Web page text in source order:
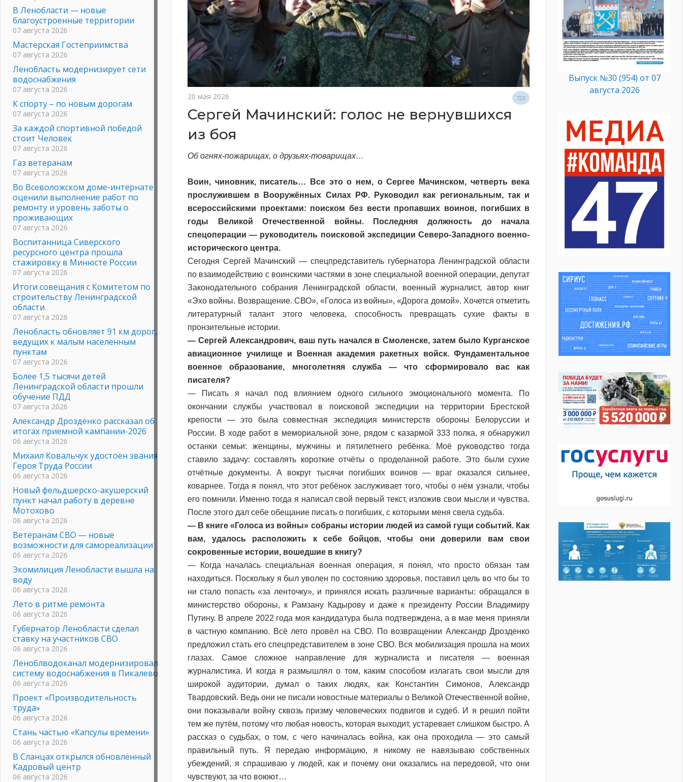
20 мая 2026 723
Сергей Мачинский: голос не вернувшихся
из боя
Об огнях-пожарищах, о друзьях-товарищах…
Воин, чиновник, писатель… Все это о нем, о Сергее Мачинском, четверть века
прослужившем в Вооружённых Силах РФ. Руководил как региональным, так и
всероссийскими проектами: поиском без вести пропавших воинов, погибших в
годы Великой Отечественной войны. Последняя должность до начала
спецоперации — руководитель поисковой экспедиции Северо-Западного военно-
исторического центра.
Сегодня Сергей Мачинский — спецпредставитель губернатора Ленинградской области
по взаимодействию с воинскими частями в зоне специальной военной операции, депутат
Законодательного собрания Ленинградской области, военный журналист, автор книг
«Эхо войны. Возвращение. СВО», «Голоса из войны», «Дорога домой». Хочется отметить
литературный талант этого человека, способность превращать сухие факты в
пронзительные истории.
— Сергей Александрович, ваш путь начался в Смоленске, затем было Курганское
авиационное училище и Военная академия ракетных войск. Фундаментальное
военное образование, многолетняя служба — что сформировало вас как
писателя?
— Писать я начал под влиянием одного сильного эмоционального момента. По
окончании службы участвовал в поисковой экспедиции на территории Брестской
крепости — это была совместная экспедиция министерств обороны Белоруссии и
России. В ходе работ в мемориальной зоне, рядом с казармой 333 полка, я обнаружил
останки семьи: женщины, мужчины и пятилетнего ребёнка. Моё руководство тогда
ставило задачу: составлять короткие отчёты о проделанной работе. Это были сухие
отчётные документы. А вокруг тысячи погибших воинов — враг оказался сильнее,
коварнее. Тогда я понял, что этот ребёнок заслуживает того, чтобы о нём узнали, чтобы
его помнили. Именно тогда я написал свой первый текст, изложив свои мысли и чувства.
После этого дал себе обещание писать о погибших, с которыми меня свела судьба.
— В книге «Голоса из войны» собраны истории людей из самой гущи событий. Как
вам, удалось расположить к себе бойцов, чтобы они доверили вам свои
сокровенные истории, вошедшие в книгу?
— Когда началась специальная военная операция, я понял, что просто обязан там
находиться. Поскольку я был уволен по состоянию здоровья, поставил цель во что бы то
ни стало попасть «за ленточку», и принялся искать различные варианты: обращался в
министерство обороны, к Рамзану Кадырову и даже к президенту России Владимиру
Путину. В апреле 2022 года моя кандидатура была подтверждена, а в мае меня приняли
в частную компанию. Всё лето провёл на СВО. По возвращении Александр Дрозденко
предложил стать его спецпредставителем в зоне СВО. Вся мобилизация прошла на моих
глазах. Самое сложное направление для журналиста и писателя — военная
журналистика. И когда я размышлял о том, каким способом излагать свои мысли для
широкой аудитории, думал о таких людях, как Константин Симонов, Александр
Твардовский. Ведь они не писали новостные материалы о Великой Отечественной войне,
они показывали войну сквозь призму человеческих подвигов и судеб. И я решил пойти
тем же путём, потому что любая новость, которая выходит, устаревает слишком быстро. А
рассказ о судьбах, о том, с чего начиналась война, как она проходила — это самый
правильный путь. Я передаю информацию, я никому не навязываю собственных
убеждений, я спрашиваю у людей, как и почему они оказались на передовой, что они
чувствуют, за что воюют…
В Ленобласти — новые
благоустроенные территории
07 августа 2026
Мастерская Гостеприимства
07 августа 2026
Ленобласть модернизирует сети
водоснабжения
07 августа 2026
К спорту – по новым дорогам
07 августа 2026
За каждой спортивной победой
стоит Человек
07 августа 2026
Газ ветеранам
07 августа 2026
Во Всеволожском доме-интернате
оценили выполнение работ по
ремонту и уровень заботы о
проживающих
07 августа 2026
Воспитанница Сиверского
ресурсного центра прошла
стажировку в Минюсте России
07 августа 2026
Итоги совещания с Комитетом по
строительству Ленинградской
области
07 августа 2026
Ленобласть обновляет 91 км дорог,
ведущих к малым населенным
пунктам
07 августа 2026
Более 1,5 тысячи детей
Ленинградской области прошли
обучение ПДД
07 августа 2026
Александр Дрозденко рассказал об
итогах приемной кампании-2026
06 августа 2026
Михаил Ковальчук удостоен звания
Героя Труда России
06 августа 2026
Новый фельдшерско-акушерский
пункт начал работу в деревне
Мотохово
06 августа 2026
Ветеранам СВО — новые
возможности для самореализации
06 августа 2026
Экомилиция Ленобласти вышла на
воду
06 августа 2026
Лето в ритме ремонта
06 августа 2026
Губернатор Ленобласти сделал
ставку на участников СВО
06 августа 2026
Леноблводоканал модернизировал
систему водоснабжения в Пикалево
06 августа 2026
Проект «Производительность
труда»
06 августа 2026
Стань частью «Капсулы времени»
06 августа 2026
В Сланцах открылся обновлённый
Кадровый центр
06 августа 2026
Выпуск №30 (954) от 07
августа 2026